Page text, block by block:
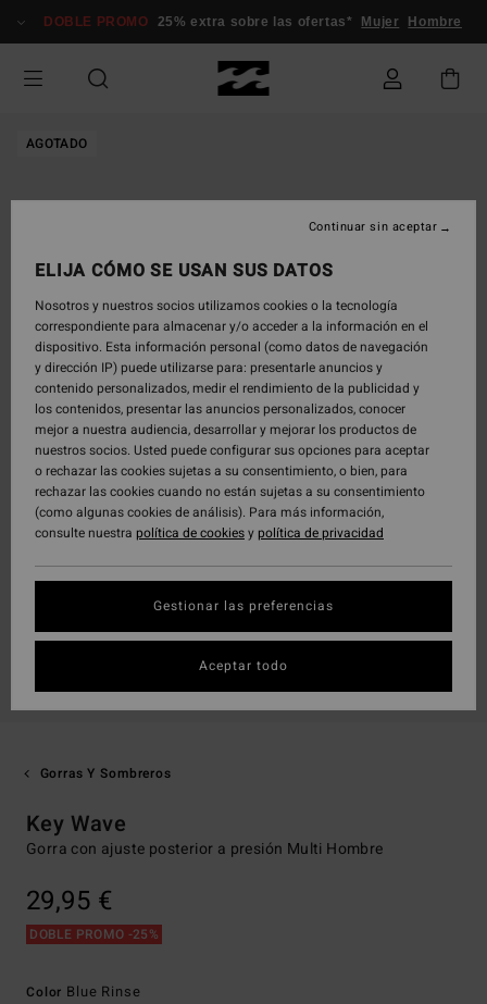
información
DOBLE PROMO 25% extra sobre las ofertas* Mujer Hombre
AGOTADO
Gorras Y Sombreros
Key Wave
Gorra con ajuste posterior a presión Multi Hombre
29,95 €
DOBLE PROMO -25%
Color Blue Rinse
ELIJA CÓMO SE USAN SUS DATOS
Nosotros y nuestros socios utilizamos cookies o la tecnología
correspondiente para almacenar y/o acceder a la información en el
dispositivo. Esta información personal (como datos de navegación
y dirección IP) puede utilizarse para: presentarle anuncios y
contenido personalizados, medir el rendimiento de la publicidad y
los contenidos, presentar las anuncios personalizados, conocer
mejor a nuestra audiencia, desarrollar y mejorar los productos de
nuestros socios. Usted puede configurar sus opciones para aceptar
o rechazar las cookies sujetas a su consentimiento, o bien, para
rechazar las cookies cuando no están sujetas a su consentimiento
(como algunas cookies de análisis). Para más información,
consulte nuestra política de cookiesypolítica de privacidad
Gestionar las preferencias
Continuar sin aceptar
Aceptar todo